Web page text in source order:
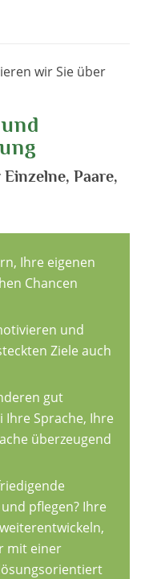
wir Sie über
Paare,
Ihre eigenen
Chancen
und
Ziele auch
gut
Sprache, Ihre
überzeugend
pflegen? Ihre
mit einer